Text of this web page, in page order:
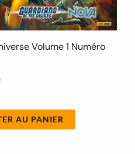
Volume 1 Numéro
AU PANIER